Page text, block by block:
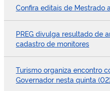
Confira editais de Mestrado
PREG divulga resultado de
cadastro de monitores
Turismo organiza encontro
Governador nesta quinta